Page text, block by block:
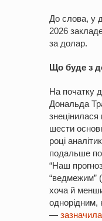
До слова, у
2026
за долар.
Що буде з
На початку
Дональда
шести
році
подальше
“Наш
“ведмежим”
хоча й
однорідним,
— зазначила